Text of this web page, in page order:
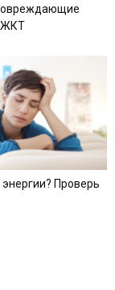
ЖКТ
энергии? Проверь